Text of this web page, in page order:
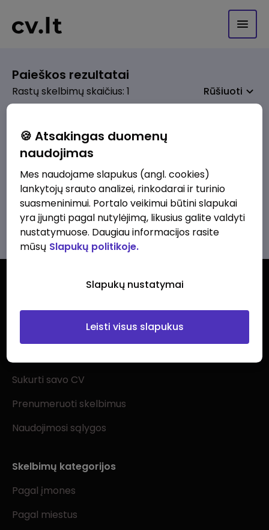
Paieškos rezultatai
Rastų skelbimų skaičius: 1 Rūšiuoti
prieš 3 sav.
Pardavėjas - konsultantas
Dipada, UAB Vilnius
1000 - 1500 €/mėn. "Į rankas"
Ieškantiems darbo
Sukurti savo CV
Prenumeruoti skelbimus
Naudojimosi sąlygos
Skelbimų kategorijos
Pagal įmones
Pagal miestus
🍪 Atsakingas duomenų
naudojimas
Mes naudojame slapukus (angl. cookies)
lankytojų srauto analizei, rinkodarai ir turinio
suasmeninimui. Portalo veikimui būtini slapukai
yra įjungti pagal nutylėjimą, likusius galite valdyti
nustatymuose. Daugiau informacijos rasite
mūsų Slapukų politikoje.
Slapukų nustatymai
Leisti visus slapukus